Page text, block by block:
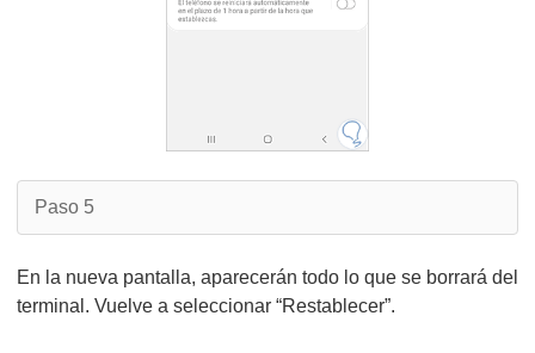
Paso 5
En la nueva pantalla, aparecerán todo lo que se borrará del
terminal. Vuelve a seleccionar “Restablecer”.